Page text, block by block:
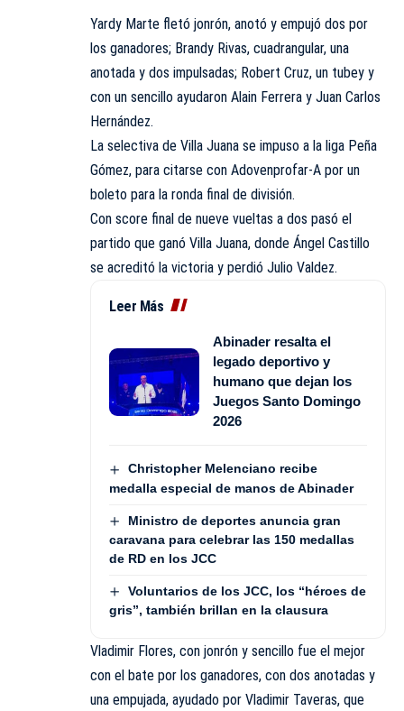
Yardy Marte fletó jonrón, anotó y empujó dos por
los ganadores; Brandy Rivas, cuadrangular, una
anotada y dos impulsadas; Robert Cruz, un tubey y
con un sencillo ayudaron Alain Ferrera y Juan Carlos
Hernández.
La selectiva de Villa Juana se impuso a la liga Peña
Gómez, para citarse con Adovenprofar-A por un
boleto para la ronda final de división.
Con score final de nueve vueltas a dos pasó el
partido que ganó Villa Juana, donde Ángel Castillo
se acreditó la victoria y perdió Julio Valdez.
Leer Más
Abinader resalta el
legado deportivo y
humano que dejan los
Juegos Santo Domingo
2026
Christopher Melenciano recibe
medalla especial de manos de Abinader
Ministro de deportes anuncia gran
caravana para celebrar las 150 medallas
de RD en los JCC
Voluntarios de los JCC, los “héroes de
gris”, también brillan en la clausura
Vladimir Flores, con jonrón y sencillo fue el mejor
con el bate por los ganadores, con dos anotadas y
una empujada, ayudado por Vladimir Taveras, que